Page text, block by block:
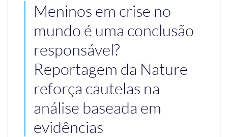
Meninos em crise no
mundo é uma conclusão
responsável?
Reportagem da Nature
reforça cautelas na
análise baseada em
evidências